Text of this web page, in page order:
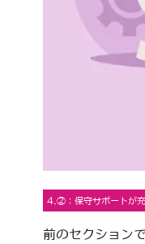
4.②：保守サポートが
前のセクション